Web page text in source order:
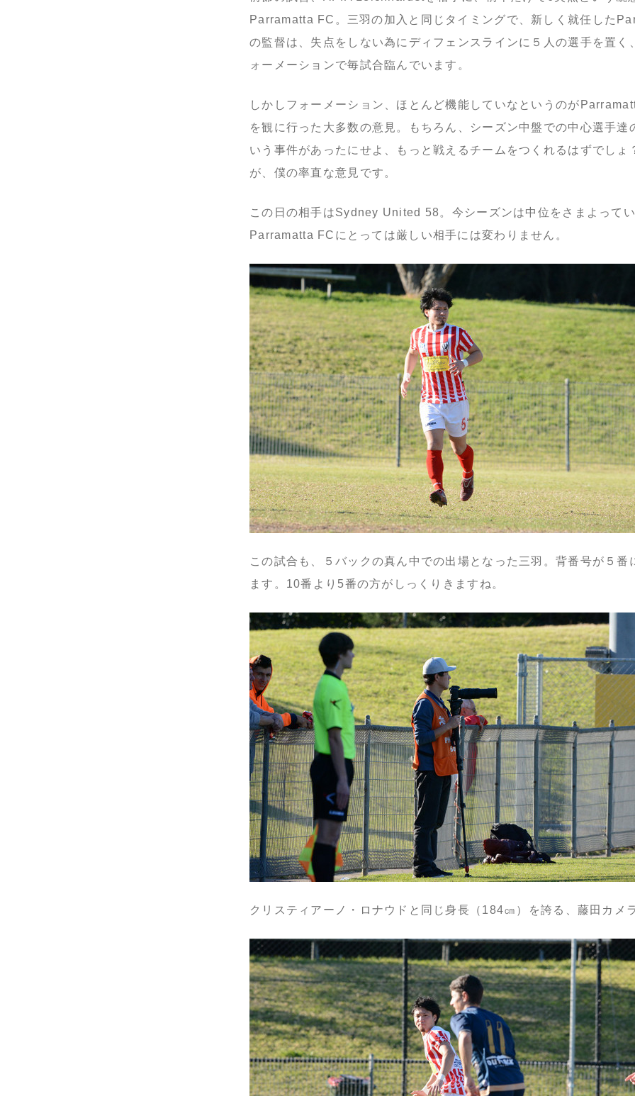
Parramatta FC。三羽の加入と同じタイミングで、新しく就任した
の監督は、失点をしない為にディフェンスラインに５人の選手を置く
ォーメーションで毎試合臨んでいます。
しかしフォーメーション、ほとんど機能していなというのが
を観に行った大多数の意見。もちろん、シーズン中盤での中心選手達
いう事件があったにせよ、もっと戦えるチームをつくれるはずでしょ
が、僕の率直な意見です。
この日の相手はSydney United 58。今シーズンは中位をさまよって
Parramatta FCにとっては厳しい相手には変わりません。
この試合も、５バックの真ん中での出場となった三羽。背番号が５番
ます。10番より5番の方がしっくりきますね。
クリスティアーノ・ロナウドと同じ身長（184㎝）を誇る、藤田カメ